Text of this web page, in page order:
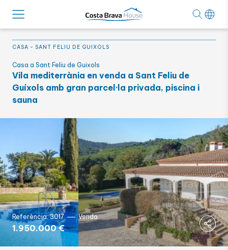
CASA - SANT FELIU DE GUIXOLS
Casa a Sant Feliu de Guixols
Vila mediterrània en venda a Sant Feliu de
Guíxols amb gran parcel·la privada, piscina i
sauna
Referència: 3017 Venda
1.950.000 €